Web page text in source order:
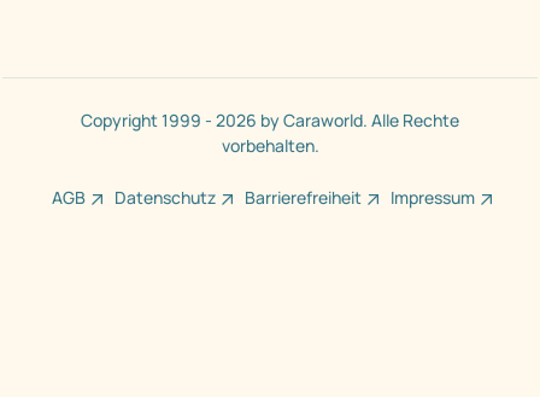
Copyright 1999 - 2026 by Caraworld. Alle Rechte
vorbehalten.
AGB Datenschutz Barrierefreiheit Impressum